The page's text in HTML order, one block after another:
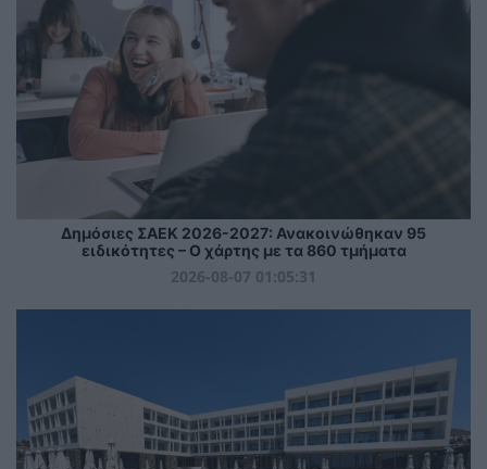
Δημόσιες ΣΑΕΚ 2026-2027: Ανακοινώθηκαν 95
ειδικότητες – Ο χάρτης με τα 860 τμήματα
2026-08-07 01:05:31